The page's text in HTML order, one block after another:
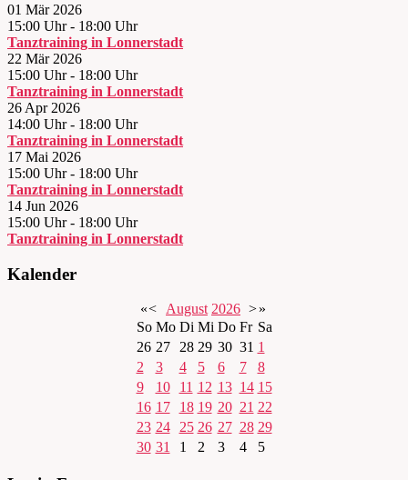
01 Mär 2026
15:00 Uhr- 18:00 Uhr
Tanztraining in Lonnerstadt
22 Mär 2026
15:00 Uhr- 18:00 Uhr
Tanztraining in Lonnerstadt
26 Apr 2026
14:00 Uhr- 18:00 Uhr
Tanztraining in Lonnerstadt
17 Mai 2026
15:00 Uhr- 18:00 Uhr
Tanztraining in Lonnerstadt
14 Jun 2026
15:00 Uhr- 18:00 Uhr
Tanztraining in Lonnerstadt
Kalender
«< August 2026 >»
So Mo Di Mi Do Fr Sa
26 27 28 29 30 31 1
2
3 4 5 6 7
8
9
10 11 12 13 14 15
16 17 18 19 20 21 22
23 24 25 26 27 28 29
30 31 1 2 3 4 5